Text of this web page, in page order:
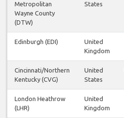
Metropolitan
Wayne County
(DTW)
States
Edinburgh (EDI)
United
Kingdom
Cincinnati/Northern
Kentucky (CVG)
United
States
London Heathrow
(LHR)
United
Kingdom